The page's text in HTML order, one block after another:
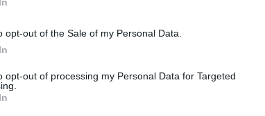
opt-out of the Sale of my Personal Data.
opt-out of processing my Personal Data for Targeted
«acosado»
española. Empecemos de nuevo.
que termine con el cainismo reinante hoy
Transición –con la receta prescrita